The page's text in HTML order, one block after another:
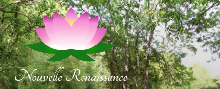
Aller
au
contenu
principal